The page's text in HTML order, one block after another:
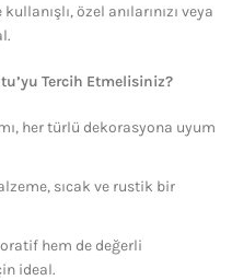
özel anılarınızı veya
Tercih Etmelisiniz?
her türlü dekorasyona uyum
sıcak ve rustik bir
hem de değerli
ideal.